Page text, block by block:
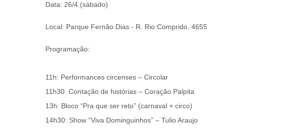
Data: 26/4 (sábado)
Local: Parque Fernão Dias - R. Rio Comprido, 4655
Programação:
11h: Performances circenses – Circolar
11h30: Contação de histórias – Coração Palpita
13h: Bloco “Pra que ser reto” (carnaval + circo)
14h30: Show “Viva Dominguinhos” – Tulio Araujo